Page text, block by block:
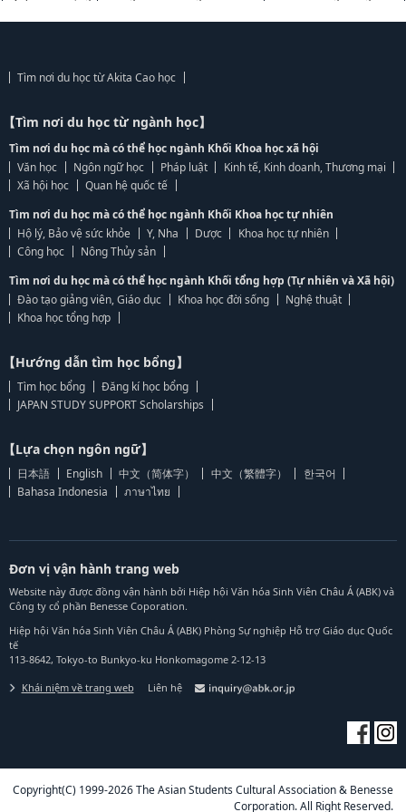
Tìm nơi du học từ Akita Cao học
【Tìm nơi du học từ ngành học】
Tìm nơi du học mà có thể học ngành Khối Khoa học xã hội
Văn học
Ngôn ngữ học Pháp luật
Kinh tế, Kinh doanh, Thương mại
Xã hội học
Quan hệ quốc tế
Tìm nơi du học mà có thể học ngành Khối Khoa học tự nhiên
Hộ lý, Bảo vệ sức khỏe
Y, Nha Dược
Khoa học tự nhiên
Công học
Nông Thủy sản
Tìm nơi du học mà có thể học ngành Khối tổng hợp (Tự nhiên và Xã hội)
Đào tạo giảng viên, Giáo dục
Khoa học đời sống
Nghệ thuật
Khoa học tổng hợp
【Hướng dẫn tìm học bổng】
Tìm học bổng
Đăng kí học bổng
JAPAN STUDY SUPPORT Scholarships
【Lựa chọn ngôn ngữ】
日本語 English 中文（简体字） 中文（繁體字）
한국어
Bahasa Indonesia
ภาษาไทย
Đơn vị vận hành trang web
Website này được đồng vận hành bởi Hiệp hội Văn hóa Sinh Viên Châu Á (ABK) và
Công ty cổ phần Benesse Coporation.
Hiệp hội Văn hóa Sinh Viên Châu Á (ABK) Phòng Sự nghiệp Hỗ trợ Giáo dục Quốc
tế
113-8642, Tokyo-to Bunkyo-ku Honkomagome 2-12-13
Khái niệm về trang web Liên hệ
Copyright(C) 1999-2026 The Asian Students Cultural Association & Benesse
Corporation. All Right Reserved.